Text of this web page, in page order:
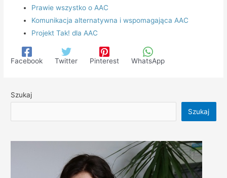
Prawie wszystko o AAC
Komunikacja alternatywna i wspomagająca AAC
Projekt Tak! dla AAC
Facebook Twitter Pinterest WhatsApp
Szukaj
Szukaj